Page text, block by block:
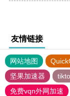
友情链接
网站地图
坚果加速器
免费vqn外网加速